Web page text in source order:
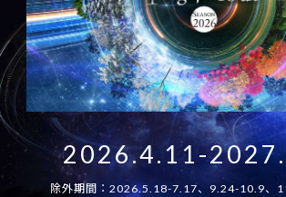
2026.4.11-
除外期間：2026.5.18-7.17、9.24-10.9、